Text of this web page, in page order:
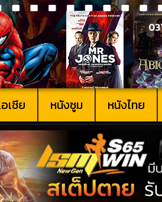
เชีย หนังซูม หนังไทย